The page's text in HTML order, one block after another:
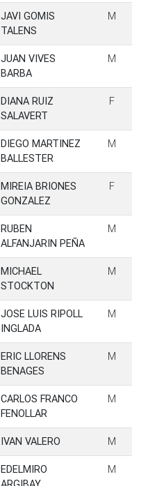
JAVI GOMIS
TALENS
M
JUAN VIVES
BARBA
M
DIANA RUIZ
SALAVERT
F
DIEGO MARTINEZ
BALLESTER
M
MIREIA BRIONES
GONZALEZ
F
RUBEN
ALFANJARIN PEÑA
M
MICHAEL
STOCKTON
M
JOSE LUIS RIPOLL
INGLADA
M
ERIC LLORENS
BENAGES
M
CARLOS FRANCO
FENOLLAR
M
IVAN VALERO M
EDELMIRO
M